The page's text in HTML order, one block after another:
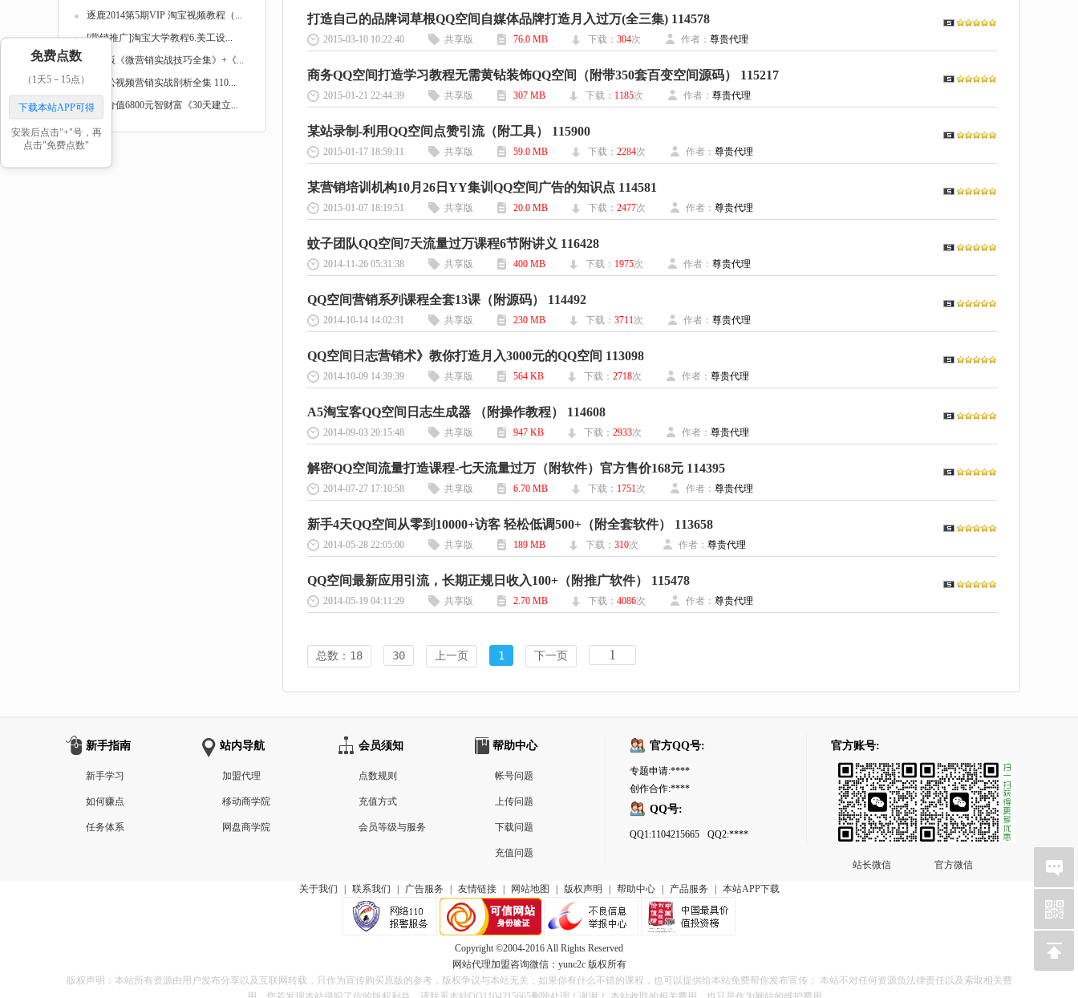
逐鹿2014第5期VIP 淘宝视频教程（...
[营销推广]淘宝大学教程6.美工设...
最新版《微营销实战技巧全集》+《...
陈松松视频营销实战剖析全集 110...
最新价值6800元智财富《30天建立...
打造自己的品牌词草根QQ空间自媒体品牌打造月入过万(全三集) 114578
2015-03-10 10:22:40 共享版 76.0 MB 下载： 304次 作者： 尊贵代理
商务QQ空间打造学习教程无需黄钻装饰QQ空间（附带350套百变空间源码） 115217
2015-01-21 22:44:39 共享版 307 MB 下载： 1185次 作者： 尊贵代理
某站录制-利用QQ空间点赞引流（附工具） 115900
2015-01-17 18:59:11 共享版 59.0 MB 下载： 2284次 作者： 尊贵代理
某营销培训机构10月26日YY集训QQ空间广告的知识点 114581
2015-01-07 18:19:51 共享版 20.0 MB 下载： 2477次 作者： 尊贵代理
蚊子团队QQ空间7天流量过万课程6节附讲义 116428
2014-11-26 05:31:38 共享版 400 MB 下载： 1975次 作者： 尊贵代理
QQ空间营销系列课程全套13课（附源码） 114492
2014-10-14 14:02:31 共享版 230 MB 下载： 3711次 作者： 尊贵代理
QQ空间日志营销术》教你打造月入3000元的QQ空间 113098
2014-10-09 14:39:39 共享版 564 KB 下载： 2718次 作者： 尊贵代理
A5淘宝客QQ空间日志生成器 （附操作教程） 114608
2014-09-03 20:15:48 共享版 947 KB 下载： 2933次 作者： 尊贵代理
解密QQ空间流量打造课程-七天流量过万（附软件）官方售价168元 114395
2014-07-27 17:10:58 共享版 6.70 MB 下载： 1751次 作者： 尊贵代理
新手4天QQ空间从零到10000+访客 轻松低调500+（附全套软件） 113658
2014-05-28 22:05:00 共享版 189 MB 下载： 310次 作者： 尊贵代理
QQ空间最新应用引流，长期正规日收入100+（附推广软件） 115478
2014-05-19 04:11:29 共享版 2.70 MB 下载： 4086次 作者： 尊贵代理
总数：18 30 上一页 1 下一页
新手指南
新手学习
如何赚点
任务体系
站内导航
加盟代理
移动商学院
网盘商学院
会员须知
点数规则
充值方式
会员等级与服务
帮助中心
帐号问题
上传问题
下载问题
充值问题
官方QQ号:
专题申请:****
创作合作:****
QQ号:
QQ1:1104215665 QQ2:****
官方账号:
站长微信 官方微信
关于我们 联系我们 广告服务 友情链接 网站地图 版权声明 帮助中心 产品服务 本站APP下载
Copyright ©2004-2016 All Rights Reserved
网站代理加盟咨询微信：yunc2c 版权所有
版权声明：本站所有资源由用户发布分享以及互联网转载，只作为宣传购买原版的参考，版权争议与本站无关；如果你有什么不错的课程，也可以提供给本站免费帮你发布宣传； 本站不对任何资源负法律责任以及索取相关费
免费点数
（1天5－15点）
下载本站APP可得
安装后点击"+"号，再
点击"免费点数"